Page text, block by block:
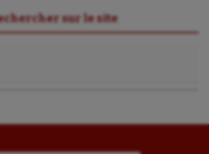
santé
frisbee
sur le site